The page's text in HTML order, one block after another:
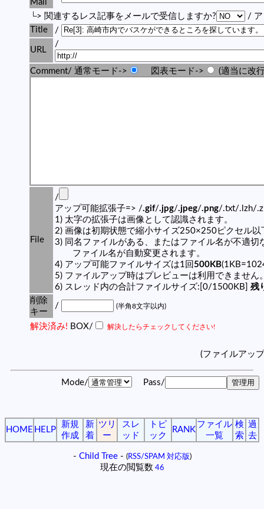
Mail
└> 関連するレス記事をメールで受信しますか?
/ ア
Title
/
URL
/
Comment/ 通常モード-> 図表モード-> (適当に改
File
/
アップ可能拡張子=> /.gif/.jpg/.jpeg/.png/.txt/.lzh/
1) 太字の拡張子は画像として認識されます。
2) 画像は初期状態で縮小サイズ250×250ピクセル以
3) 同名ファイルがある、またはファイル名が不適切
ファイル名が自動変更されます。
4) アップ可能ファイルサイズは1回 500KB
5) ファイルアップ時はプレビューは利用できません
6) スレッド内の合計ファイルサイズ:[0/1500KB] 残
削除
キー
/ (半角8文字以内)
解決済み! BOX/ 解決したらチェックしてください!
(ファイルアッ
Mode/ Pass/
HOME HELP
新規
作成
新
着
ツリ
ー
スレ
ッド
トピ
ック
RANK
ファイル
一覧
検
索
過
去
- Child Tree- (RSS/SPAM 対応版)
現在の閲覧数 46